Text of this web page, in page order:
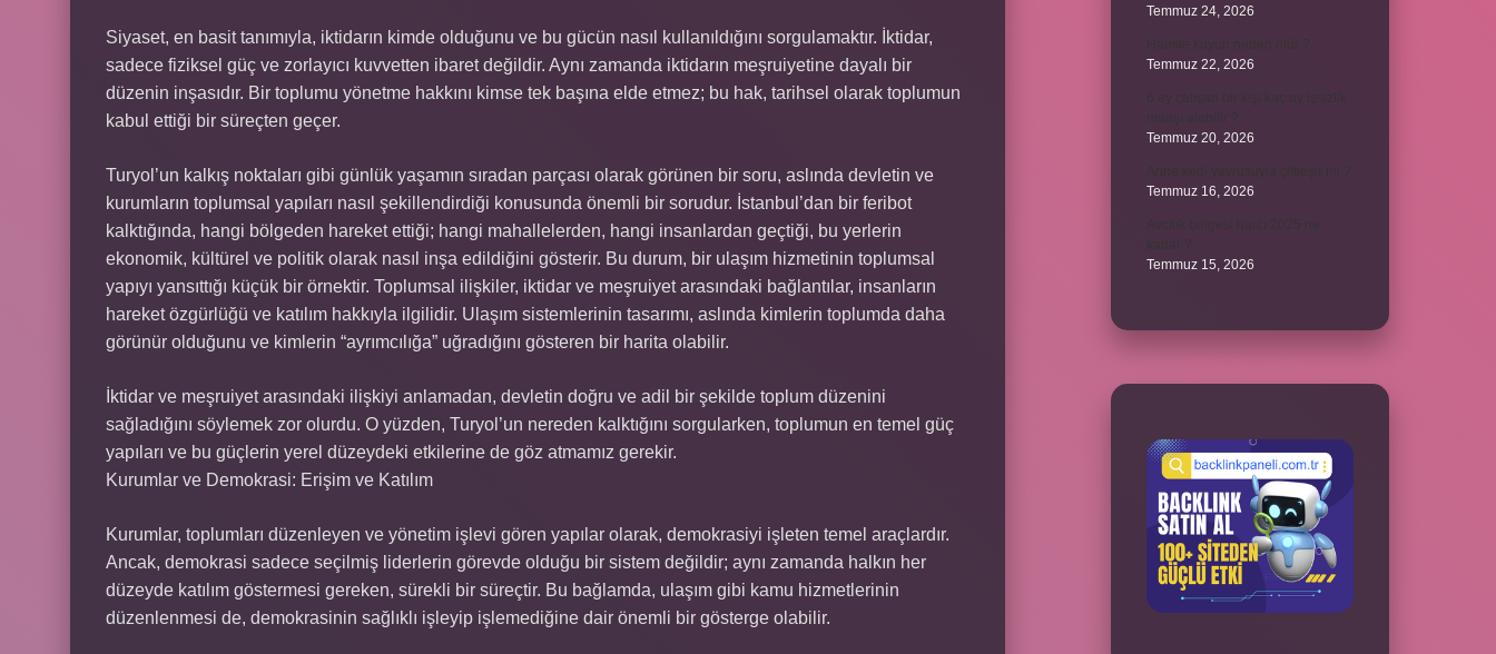
Siyaset, en basit tanımıyla, iktidarın kimde olduğunu ve bu gücün nasıl kullanıldığını sorgulamaktır. İktidar,
sadece fiziksel güç ve zorlayıcı kuvvetten ibaret değildir. Aynı zamanda iktidarın meşruiyetine dayalı bir
düzenin inşasıdır. Bir toplumu yönetme hakkını kimse tek başına elde etmez; bu hak, tarihsel olarak toplumun
kabul ettiği bir süreçten geçer.
Turyol’un kalkış noktaları gibi günlük yaşamın sıradan parçası olarak görünen bir soru, aslında devletin ve
kurumların toplumsal yapıları nasıl şekillendirdiği konusunda önemli bir sorudur. İstanbul’dan bir feribot
kalktığında, hangi bölgeden hareket ettiği; hangi mahallelerden, hangi insanlardan geçtiği, bu yerlerin
ekonomik, kültürel ve politik olarak nasıl inşa edildiğini gösterir. Bu durum, bir ulaşım hizmetinin toplumsal
yapıyı yansıttığı küçük bir örnektir. Toplumsal ilişkiler, iktidar ve meşruiyet arasındaki bağlantılar, insanların
hareket özgürlüğü ve katılım hakkıyla ilgilidir. Ulaşım sistemlerinin tasarımı, aslında kimlerin toplumda daha
görünür olduğunu ve kimlerin “ayrımcılığa” uğradığını gösteren bir harita olabilir.
İktidar ve meşruiyet arasındaki ilişkiyi anlamadan, devletin doğru ve adil bir şekilde toplum düzenini
sağladığını söylemek zor olurdu. O yüzden, Turyol’un nereden kalktığını sorgularken, toplumun en temel güç
yapıları ve bu güçlerin yerel düzeydeki etkilerine de göz atmamız gerekir.
Kurumlar ve Demokrasi: Erişim ve Katılım
Kurumlar, toplumları düzenleyen ve yönetim işlevi gören yapılar olarak, demokrasiyi işleten temel araçlardır.
Ancak, demokrasi sadece seçilmiş liderlerin görevde olduğu bir sistem değildir; aynı zamanda halkın her
düzeyde katılım göstermesi gereken, sürekli bir süreçtir. Bu bağlamda, ulaşım gibi kamu hizmetlerinin
düzenlenmesi de, demokrasinin sağlıklı işleyip işlemediğine dair önemli bir gösterge olabilir.
Temmuz 24, 2026
Temmuz 22, 2026
Temmuz 20, 2026
Temmuz 16, 2026
Temmuz 15, 2026